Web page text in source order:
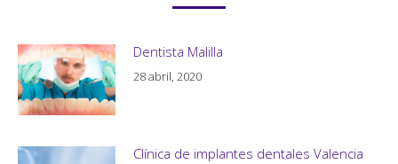
Dentista Malilla
28 abril, 2020
Clínica de implantes dentales Valencia